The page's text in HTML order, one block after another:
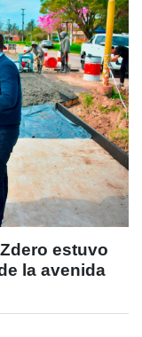
estuvo
la avenida